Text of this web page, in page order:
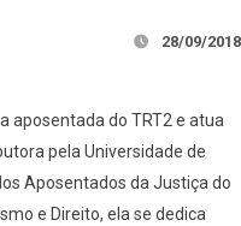
28/09/2018
aposentada do TRT2 e atua
pela Universidade de
Aposentados da Justiça do
e Direito, ela se dedica